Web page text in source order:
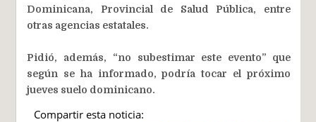
Dominicana, Provincial de Salud Pública, entre
otras agencias estatales.
Pidió, además, “no subestimar este evento” que
según se ha informado, podría tocar el próximo
jueves suelo dominicano.
Compartir esta noticia: